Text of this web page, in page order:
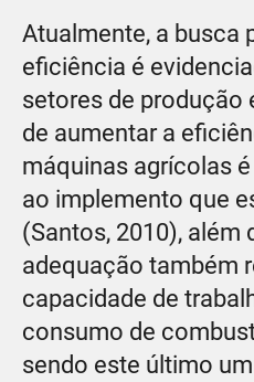
Atualmente, a busca
eficiência é
setores de produção
de aumentar a
máquinas agrícolas
ao implemento que
(Santos, 2010), além
adequação também
capacidade de
consumo de
sendo este último